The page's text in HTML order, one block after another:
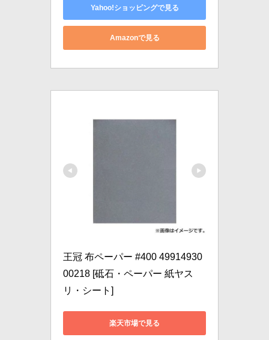
Yahoo!ショッピングで見る
Amazonで見る
王冠 布ペーパー #400 49914930
00218 [砥石・ペーパー 紙ヤス
リ・シート]
楽天市場で見る